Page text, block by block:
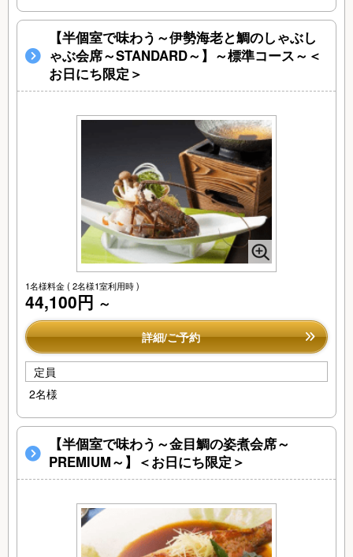
【半個室で味わう～伊勢海老と鯛のしゃぶし
ゃぶ会席～STANDARD～】～標準コース～＜
お日にち限定＞
1名様料金( 2名様1室利用時 )
44,100円 ～
詳細/ご予約
定員
2名様
【半個室で味わう～金目鯛の姿煮会席～
PREMIUM～】＜お日にち限定＞